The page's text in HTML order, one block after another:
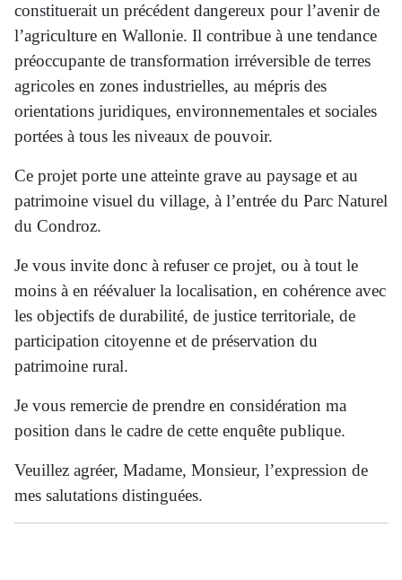
constituerait un précédent dangereux pour l’avenir de
l’agriculture en Wallonie. Il contribue à une tendance
préoccupante de transformation irréversible de terres
agricoles en zones industrielles, au mépris des
orientations juridiques, environnementales et sociales
portées à tous les niveaux de pouvoir.
Ce projet porte une atteinte grave au paysage et au
patrimoine visuel du village, à l’entrée du Parc Naturel
du Condroz.
Je vous invite donc à refuser ce projet, ou à tout le
moins à en réévaluer la localisation, en cohérence avec
les objectifs de durabilité, de justice territoriale, de
participation citoyenne et de préservation du
patrimoine rural.
Je vous remercie de prendre en considération ma
position dans le cadre de cette enquête publique.
Veuillez agréer, Madame, Monsieur, l’expression de
mes salutations distinguées.